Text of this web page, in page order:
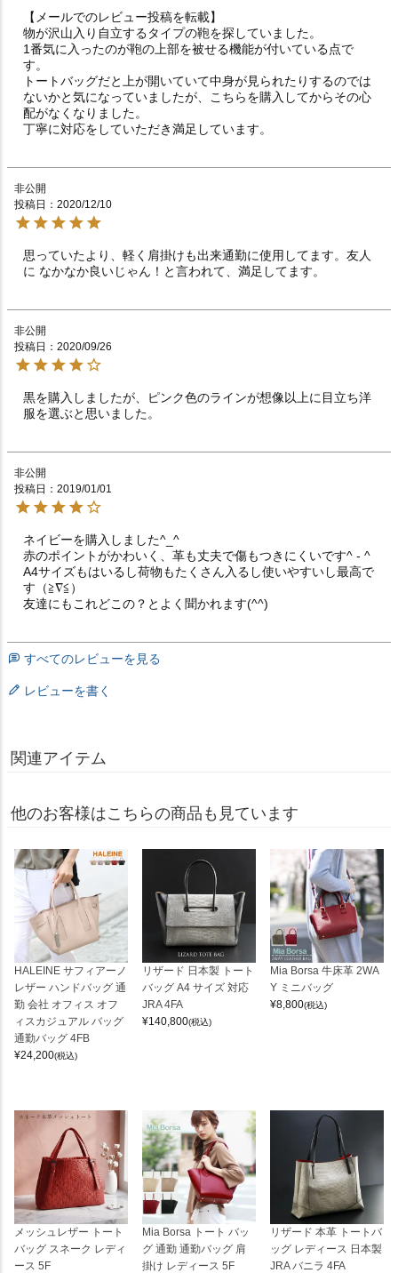
【メールでのレビュー投稿を転載】
物が沢山入り自立するタイプの鞄を探していました。
1番気に入ったのが鞄の上部を被せる機能が付いている点で
す。
トートバッグだと上が開いていて中身が見られたりするのでは
ないかと気になっていましたが、こちらを購入してからその心
配がなくなりました。
丁寧に対応をしていただき満足しています。
非公開
投稿日
2020/12/10
思っていたより、軽く肩掛けも出来通勤に使用してます。友人
に なかなか良いじゃん！と言われて、満足してます。
非公開
投稿日
2020/09/26
黒を購入しましたが、ピンク色のラインが想像以上に目立ち洋
服を選ぶと思いました。
非公開
投稿日
2019/01/01
ネイビーを購入しました^_^
赤のポイントがかわいく、革も丈夫で傷もつきにくいです^ - ^
A4サイズもはいるし荷物もたくさん入るし使いやすいし最高で
す（≧∇≦）
すべてのレビューを見る
レビューを書く
関連アイテム
他のお客様はこちらの商品も見ています
HALEINE サフィアーノ
レザー ハンドバッグ 通
勤 会社 オフィス オフ
ィスカジュアル バッグ
通勤バッグ 4FB
¥24,200(税込)
リザード 日本製 トート
バッグ A4 サイズ 対応
JRA 4FA
¥140,800(税込)
Mia Borsa 牛床革 2WA
Y ミニバッグ
¥8,800(税込)
メッシュレザー トート
バッグ スネーク レディ
ース 5F
Mia Borsa トート バッ
グ 通勤 通勤バッグ 肩
掛け レディース 5F
リザード 本革 トートバ
ッグ レディース 日本製
JRA バニラ 4FA